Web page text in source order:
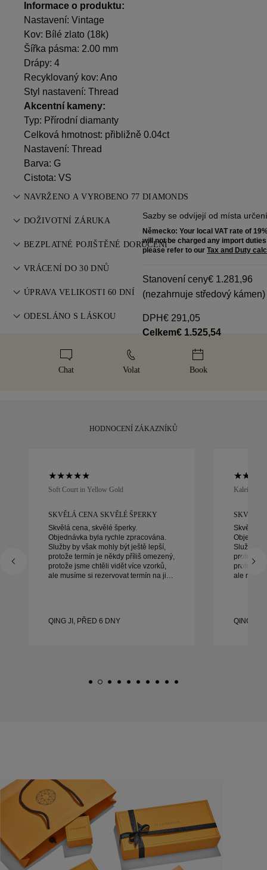
Sazby se odvíjejí od místa
Německo: Your local VAT rate of
will not be charged any import
please refer to our Tax and Duty
Stanovení ceny€ 1.281,96
(nezahrnuje středový kámen)
DPH€ 291,05
Celkem€ 1.525,54
Informace o produktu:
Nastavení: Vintage
Kov: Bílé zlato (18k)
Šířka pásma: 2.00 mm
Drápy: 4
Recyklovaný kov: Ano
Styl nastavení: Thread
Akcentní kameny:
Typ: Přírodní diamanty
Celková hmotnost: přibližně 0.04ct
Nastavení: Thread
Barva: G
Cistota: VS
NAVRŽENO A VYROBENO 77 DIAMONDS
Umění šperkařství zdokonalené mistry 77 Diamonds — jeden
DOŽIVOTNÍ ZÁRUKA
Při nákupu u 77 Diamonds získáte doživotní záruku na
výrobní vady. Potřebné opravy jsou zdarma. Více informací
najdete vPodmínkách.
BEZPLATNÉ POJIŠTĚNÉ DORUČENÍ
Veškeré poštovné je zdarma, bez ohledu na to, kde žijete.
Vaše zboží zašleme bez rizika & plně pojištěné
prostřednictvím speciální doručovací služby FedEx nebo DHL
abychom předešli jakýmkoli problémům s doručením. U
některých položek vysoké hodnoty využíváme specializované
přepravní služby, jako je Malca-Amit nebo Brinks. Pokud
VRÁCENÍ DO 30 DNŮ
Pokud nejste zcela spokojeni, můžete nákup vrátit nebo
vyměnit do 30 dnů. Více informací v
Podmínkách
ÚPRAVA VELIKOSTI 60 DNÍ
Pro perfektní padnutí nabízí 77 Diamonds bezplatnou úpravu
ODESLÁNO S LÁSKOU
Každému šperku věnujeme maximální péči. Váš ručně
vyrobený kousek dorazí v naší ikonické žluté krabičce, pečlivě
Chat Volat Book
HODNOCENÍ ZÁKAZNÍKŮ
Soft Court in Yellow Gold
SKVĚLÁ CENA SKVĚLÉ ŠPERKY
Skvělá cena, skvělé šperky.
Objednávka byla rychle zpracována.
Služby by však mohly být ještě lepší,
protože termín je někdy příliš omezený,
protože jsme chtěli vidět více vzorků,
ale musíme si rezervovat termín na jiný
QING JI, PŘED 6 DNY
Kaleida
SKVĚLÁ
Skvělá
Služby by
protože
protože
ale
QING JI,